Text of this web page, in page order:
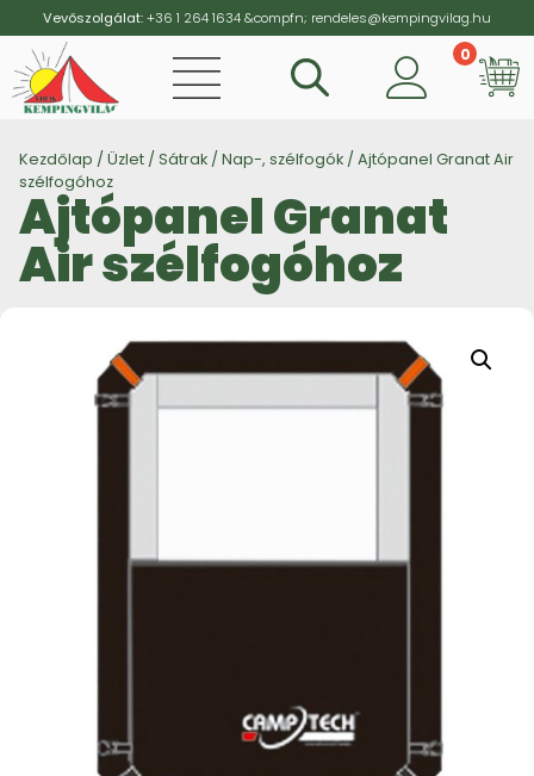
Vevőszolgálat:+36 1 264 1634&compfn; rendeles@kempingvilag.hu
0
Kezdőlap / Üzlet / Sátrak / Nap-, szélfogók / Ajtópanel Granat Air
szélfogóhoz
Ajtópanel Granat
Air szélfogóhoz